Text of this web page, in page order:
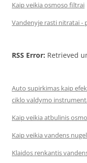
Kaip veikia osmoso filtrai
Vandenyje rasti nitratai -
RSS Error: Retrieved
Auto supirkimas kaip
ciklo valdymo
Kaip veikia atbulinis
Kaip veikia vandens
Klaidos renkantis